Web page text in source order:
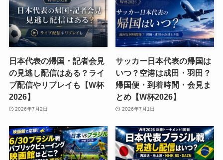
日本代表の帰国・記者会見
の見逃し配信はある？ライ
ブ配信やリプレイも【W杯
2026】
2026年7月2日
サッカー日本代表の帰国は
いつ？空港は成田・羽田？
帰国便・到着時間・会見ま
とめ【W杯2026】
2026年7月1日